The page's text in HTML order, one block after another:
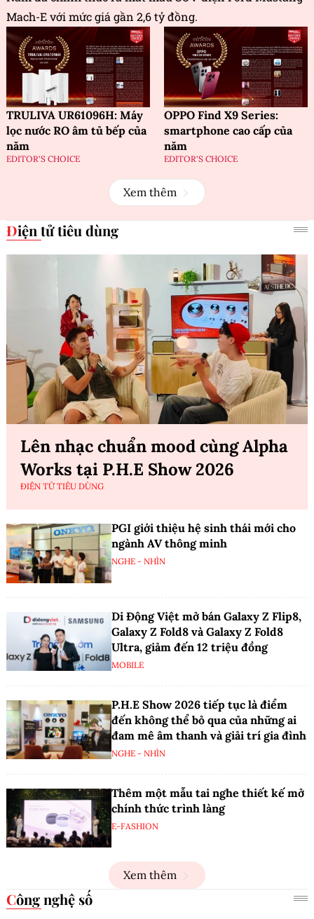
Mach-E với mức giá gần 2,6 tỷ đồng.
TRULIVA UR61096H: Máy
lọc nước RO âm tủ bếp của
năm
EDITOR'S CHOICE
OPPO Find X9 Series:
smartphone cao cấp của
năm
EDITOR'S CHOICE
Xem thêm
Điện tử tiêu dùng
Lên nhạc chuẩn mood cùng Alpha
Works tại P.H.E Show 2026
ĐIỆN TỬ TIÊU DÙNG
PGI giới thiệu hệ sinh thái mới cho
ngành AV thông minh
NGHE - NHÌN
Di Động Việt mở bán Galaxy Z Flip8,
Galaxy Z Fold8 và Galaxy Z Fold8
Ultra, giảm đến 12 triệu đồng
MOBILE
P.H.E Show 2026 tiếp tục là điểm
đến không thể bỏ qua của những ai
đam mê âm thanh và giải trí gia đình
NGHE - NHÌN
Thêm một mẫu tai nghe thiết kế mở
chính thức trình làng
E-FASHION
Xem thêm
Công nghệ số